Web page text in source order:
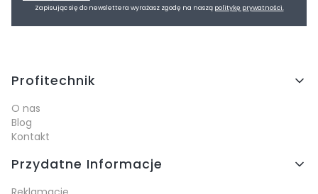
Zapisując się do newslettera wyrażasz zgodę na naszą politykę prywatności.
Linki w stopce
Profitechnik
O nas
Blog
Kontakt
Przydatne Informacje